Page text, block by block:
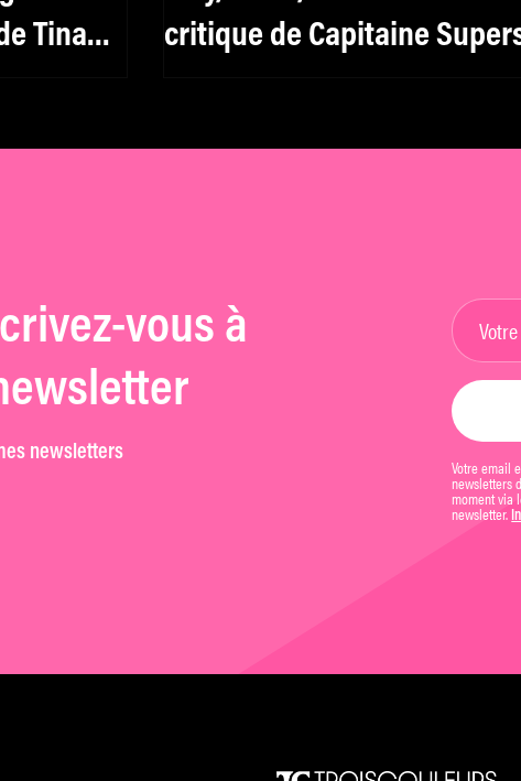
Tina
critique de Capitaine
vous à
newsletters
Votre email
newsletters
moment via
newsletter.